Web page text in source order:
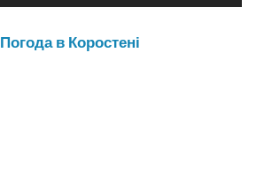
Погода в Коростені